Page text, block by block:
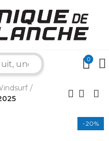
0
-20%